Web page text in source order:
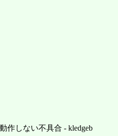
作しない不具合 - kledgeb